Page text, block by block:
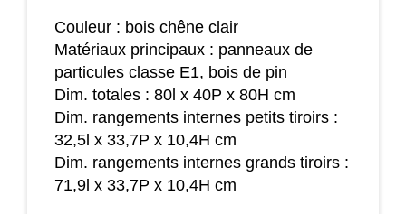
Couleur : bois chêne clair
Matériaux principaux : panneaux de
particules classe E1, bois de pin
Dim. totales : 80l x 40P x 80H cm
Dim. rangements internes petits tiroirs :
32,5l x 33,7P x 10,4H cm
Dim. rangements internes grands tiroirs :
71,9l x 33,7P x 10,4H cm